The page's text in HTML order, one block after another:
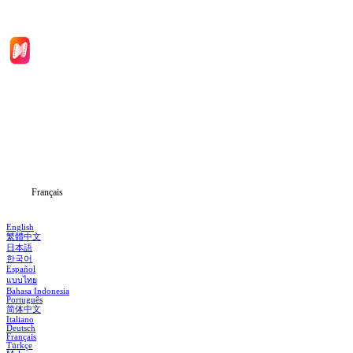
Français
English
繁體中文
日本語
한국어
Español
แบบไทย
Bahasa Indonesia
Português
简体中文
Italiano
Deutsch
Français
Türkçe